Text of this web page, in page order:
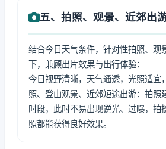
五、拍照、观景、近郊出
结合今日天气条件，针对性拍照、观
下，兼顾出片效果与出行体验：
今日视野清晰，天气通透，光照适宜
照、登山观景、近郊短途出游：拍照
时段，此时不易出现逆光、过曝，拍
照都能获得良好效果。